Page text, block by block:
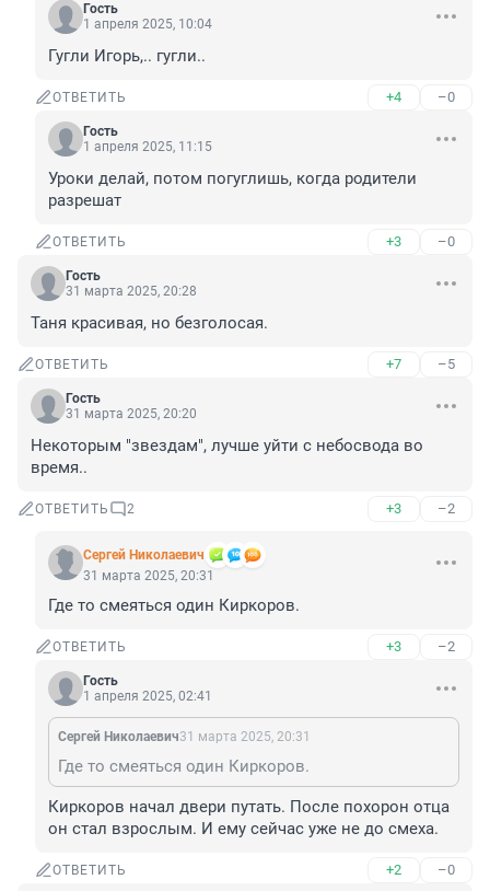
Гость
1 апреля 2025, 10:04
Гугли Игорь,.. гугли..
ОТВЕТИТЬ +4 –0
Гость
1 апреля 2025, 11:15
Уроки делай, потом погуглишь, когда родители
разрешат
ОТВЕТИТЬ +3 –0
Гость
31 марта 2025, 20:28
Таня красивая, но безголосая.
ОТВЕТИТЬ +7 –5
Гость
31 марта 2025, 20:20
Некоторым "звездам", лучше уйти с небосвода во
время..
ОТВЕТИТЬ 2 +3 –2
Cepгeй Николаевич
31 марта 2025, 20:31
Где то смеяться один Киркоров.
ОТВЕТИТЬ +3 –2
Гость
1 апреля 2025, 02:41
Cepгeй Николаевич31 марта 2025, 20:31
Где то смеяться один Киркоров.
Киркоров начал двери путать. После похорон отца
он стал взрослым. И ему сейчас уже не до смеха.
ОТВЕТИТЬ +2 –0